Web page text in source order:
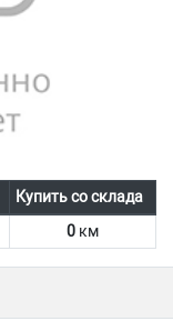
Купить со склада
0 км